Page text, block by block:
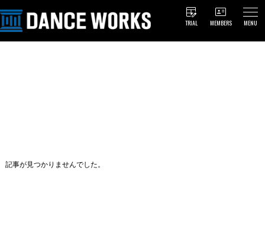
TRIAL MEMBERS MENU
記事が見つかりませんでした。